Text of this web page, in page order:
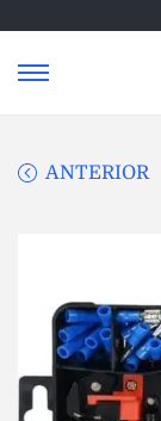
ANTERIOR